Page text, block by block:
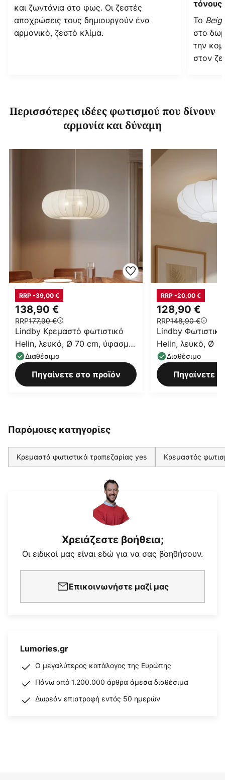
και ζωντάνια στο φως. Οι ζεστές
αποχρώσεις τους δημιουργούν ένα
αρμονικό, ζεστό κλίμα.
τόνους
Το
στο
την
στον
Περισσότερες ιδέες φωτισμού που δίνουν
αρμονία και δύναμη
138,90 €
RRP177,90 €
RRP -39,00 €
Lindby Κρεμαστό φωτιστικό
Helin, λευκό, Ø 70 cm, ύφασμα,
3 x E27
Διαθέσιμο
Πηγαίνετε στο προϊόν
128,90 €
RRP148,90 €
RRP -20,00 €
Lindby
Helin, λευκό, Ø
3 x E27
Διαθέσιμο
Πηγαίνετε
Παρόμοιες κατηγορίες
Κρεμαστά φωτιστικά τραπεζαρίας yes Κρεμαστός
Χρειάζεστε βοήθεια;
Οι ειδικοί μας είναι εδώ για να σας βοηθήσουν.
Επικοινωνήστε μαζί μας
Lumories.gr
Ο μεγαλύτερος κατάλογος της Ευρώπης
Πάνω από 1.200.000 άρθρα άμεσα διαθέσιμα
Δωρεάν επιστροφή εντός 50 ημερών